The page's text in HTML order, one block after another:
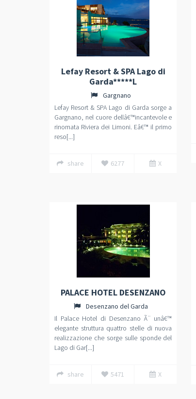
Lefay Resort & SPA Lago di
Garda*****L
Gargnano
Lefay Resort & SPA Lago di Garda sorge a
Gargnano, nel cuore dellâ€™incantevole e
rinomata Riviera dei Limoni. Eâ€™ il primo
reso[...]
share 6277 X
PALACE HOTEL DESENZANO
Desenzano del Garda
Il Palace Hotel di Desenzano Ã¨ unâ€™
elegante struttura quattro stelle di nuova
realizzazione che sorge sulle sponde del
Lago di Gar[...]
share 5471 X